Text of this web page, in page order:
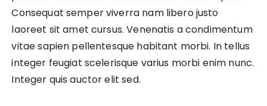
Consequat semper viverra nam libero justo
laoreet sit amet cursus. Venenatis a condimentum
vitae sapien pellentesque habitant morbi. In tellus
integer feugiat scelerisque varius morbi enim nunc.
Integer quis auctor elit sed.